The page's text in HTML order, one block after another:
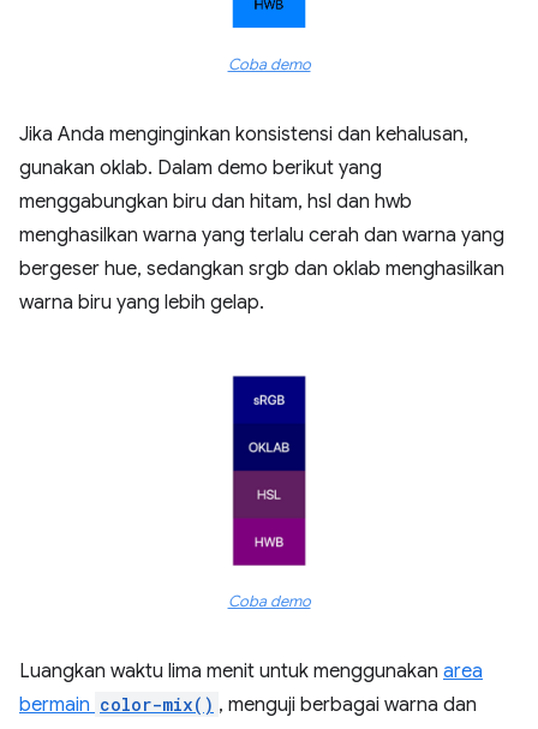
Coba demo
Jika Anda menginginkan konsistensi dan kehalusan,
gunakan oklab. Dalam demo berikut yang
menggabungkan biru dan hitam, hsl dan hwb
menghasilkan warna yang terlalu cerah dan warna yang
bergeser hue, sedangkan srgb dan oklab menghasilkan
warna biru yang lebih gelap.
Coba demo
Luangkan waktu lima menit untuk menggunakan area
bermain color-mix() , menguji berbagai warna dan